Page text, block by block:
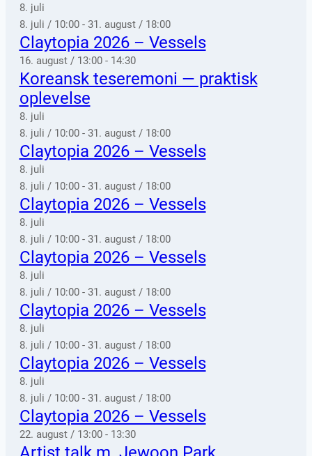
8. juli
8. juli / 10:00- 31. august / 18:00
Claytopia 2026 – Vessels
16. august / 13:00- 14:30
Koreansk teseremoni — praktisk
oplevelse
8. juli
8. juli / 10:00- 31. august / 18:00
Claytopia 2026 – Vessels
8. juli
8. juli / 10:00- 31. august / 18:00
Claytopia 2026 – Vessels
8. juli
8. juli / 10:00- 31. august / 18:00
Claytopia 2026 – Vessels
8. juli
8. juli / 10:00- 31. august / 18:00
Claytopia 2026 – Vessels
8. juli
8. juli / 10:00- 31. august / 18:00
Claytopia 2026 – Vessels
8. juli
8. juli / 10:00- 31. august / 18:00
Claytopia 2026 – Vessels
22. august / 13:00- 13:30